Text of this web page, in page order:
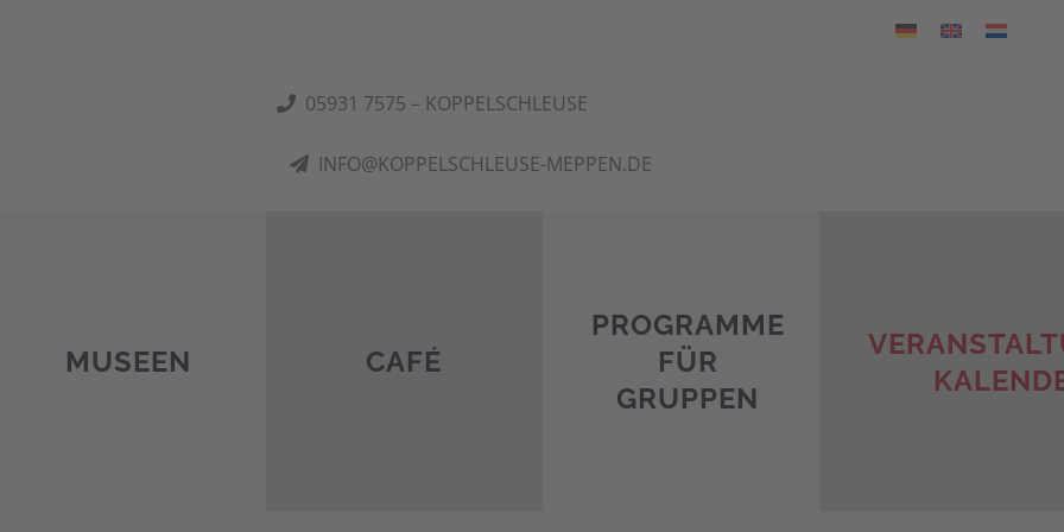
05931 7575 – KOPPELSCHLEUSE
INFO@KOPPELSCHLEUSE-MEPPEN.DE
MUSEEN CAFÉ
PROGRAMME
FÜR
GRUPPEN